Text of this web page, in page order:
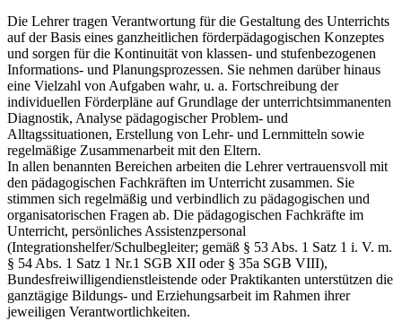
Die Lehrer tragen Verantwortung für die Gestaltung des Unterrichts
auf der Basis eines ganzheitlichen förderpädagogischen Konzeptes
und sorgen für die Kontinuität von klassen- und stufenbezogenen
Informations- und Planungsprozessen. Sie nehmen darüber hinaus
eine Vielzahl von Aufgaben wahr, u. a. Fortschreibung der
individuellen Förderpläne auf Grundlage der unterrichtsimmanenten
Diagnostik, Analyse pädagogischer Problem- und
Alltagssituationen, Erstellung von Lehr- und Lernmitteln sowie
regelmäßige Zusammenarbeit mit den Eltern.
In allen benannten Bereichen arbeiten die Lehrer vertrauensvoll mit
den pädagogischen Fachkräften im Unterricht zusammen. Sie
stimmen sich regelmäßig und verbindlich zu pädagogischen und
organisatorischen Fragen ab. Die pädagogischen Fachkräfte im
Unterricht, persönliches Assistenzpersonal
(Integrationshelfer/Schulbegleiter; gemäß § 53 Abs. 1 Satz 1 i. V. m.
§ 54 Abs. 1 Satz 1 Nr.1 SGB XII oder § 35a SGB VIII),
Bundesfreiwilligendienstleistende oder Praktikanten unterstützen die
ganztägige Bildungs- und Erziehungsarbeit im Rahmen ihrer
jeweiligen Verantwortlichkeiten.